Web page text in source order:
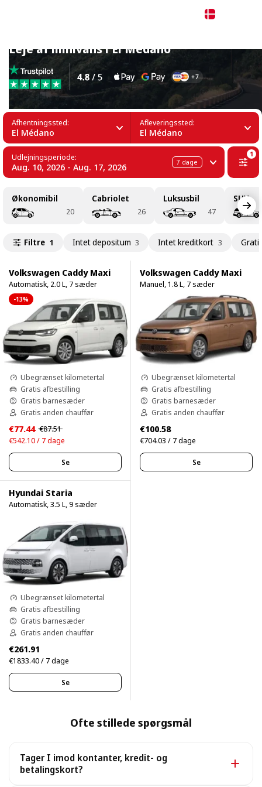
Leje af minivans i El Médano
Afhentningssted:
El Médano
Afleveringssted:
El Médano
Udlejningsperiode:
Aug. 10, 2026 - Aug. 17, 2026 7 dage
1
Økonomibil
20
Cabriolet
26
Luksusbil
47
SUV
Filtre 1 Intet depositum 3 Intet kreditkort 3
Volkswagen Caddy Maxi
Automatisk, 2.0 L, 7 sæder
-13%
Ubegrænset kilometertal
Gratis afbestilling
Gratis barnesæder
Gratis anden chauffør
€77.44 €87.51
€542.10 / 7 dage
Se
Volkswagen Caddy Maxi
Manuel, 1.8 L, 7 sæder
Ubegrænset kilometertal
Gratis afbestilling
Gratis barnesæder
Gratis anden chauffør
€100.58
€704.03 / 7 dage
Se
Hyundai Staria
Automatisk, 3.5 L, 9 sæder
Ubegrænset kilometertal
Gratis afbestilling
Gratis barnesæder
Gratis anden chauffør
€261.91
€1833.40 / 7 dage
Se
Ofte stillede spørgsmål
Tager I imod kontanter, kredit- og
betalingskort?